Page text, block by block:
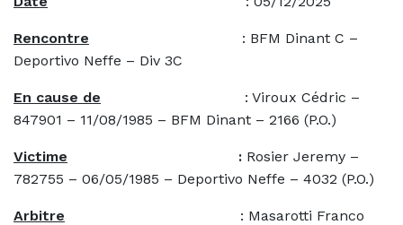
Rencontre : BFM Dinant C –
Deportivo Neffe – Div 3C
En cause de
: Viroux Cédric –
847901 – 11/08/1985 – BFM Dinant – 2166 (P.O.)
Victime : Rosier Jeremy –
782755 – 06/05/1985 – Deportivo Neffe – 4032 (P.O.)
Arbitre : Masarotti Franco